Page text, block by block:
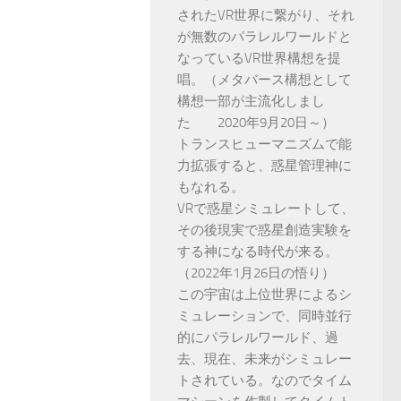
されたVR世界に繋がり、それ
が無数のパラレルワールドと
なっているVR世界構想を提
唱。（メタバース構想として
構想一部が主流化しまし
た 2020年9月20日～）
トランスヒューマニズムで能
力拡張すると、惑星管理神に
もなれる。
VRで惑星シミュレートして、
その後現実で惑星創造実験を
する神になる時代が来る。
（2022年1月26日の悟り）
この宇宙は上位世界によるシ
ミュレーションで、同時並行
的にパラレルワールド、過
去、現在、未来がシミュレー
トされている。なのでタイム